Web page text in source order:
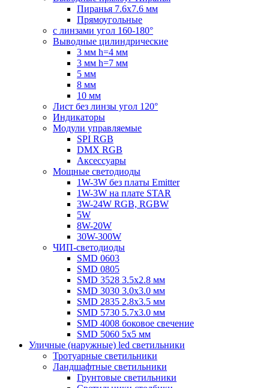
Пиранья 7.6x7.6 мм
Прямоугольные
с линзами угол 160-180°
Выводные цилиндрические
3 мм h=4 мм
3 мм h=7 мм
5 мм
8 мм
10 мм
Лист без линзы угол 120°
Индикаторы
Модули управляемые
SPI RGB
DMX RGB
Аксессуары
Мощные светодиоды
1W-3W без платы Emitter
1W-3W на плате STAR
3W-24W RGB, RGBW
5W
8W-20W
30W-300W
ЧИП-светодиоды
SMD 0603
SMD 0805
SMD 3528 3.5х2.8 мм
SMD 3030 3.0x3.0 мм
SMD 2835 2.8x3.5 мм
SMD 5730 5.7х3.0 мм
SMD 4008 боковое свечение
SMD 5060 5x5 мм
Уличные (наружные) led светильники
Тротуарные светильники
Ландшафтные светильники
Грунтовые светильники